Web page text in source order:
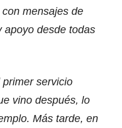
mensajes de
apoyo desde todas
servicio
vino después, lo
Más tarde, en